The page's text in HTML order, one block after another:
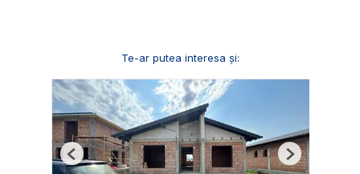
Te-ar putea interesa și:
Previous Next